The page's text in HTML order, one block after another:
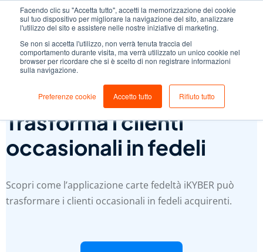
Facendo clic su "Accetta tutto", accetti la memorizzazione dei cookie
sul tuo dispositivo per migliorare la navigazione del sito, analizzare
l'utilizzo del sito e assistere nelle nostre iniziative di marketing.
Se non si accetta l'utilizzo, non verrà tenuta traccia del
comportamento durante visita, ma verrà utilizzato un unico cookie nel
browser per ricordare che si è scelto di non registrare informazioni
sulla navigazione.
Preferenze cookie Accetto tutto Rifiuto tutto
Carte Fedeltà:
Trasforma i clienti
occasionali in fedeli
Scopri come l’applicazione carte fedeltà iKYBER può
trasformare i clienti occasionali in fedeli acquirenti.